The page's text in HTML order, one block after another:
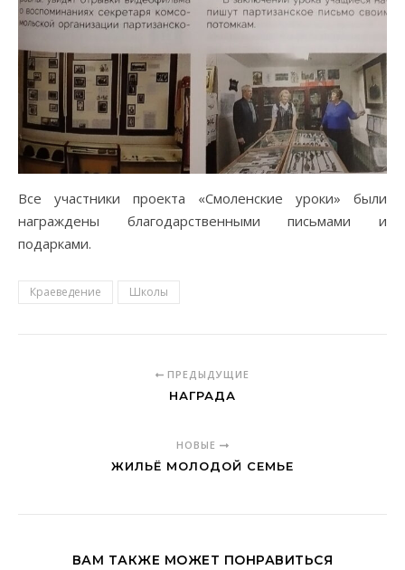
Все участники проекта «Смоленские уроки» были
награждены благодарственными письмами и
подарками.
Краеведение Школы
ПРЕДЫДУЩИЕ
НАГРАДА
НОВЫЕ
ЖИЛЬЁ МОЛОДОЙ СЕМЬЕ
ВАМ ТАКЖЕ МОЖЕТ ПОНРАВИТЬСЯ